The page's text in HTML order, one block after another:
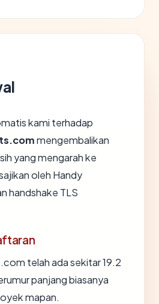
kami terhadap
mengembalikan
yang mengarah ke
oleh Handy
handshake TLS
telah ada sekitar 19.2
panjang biasanya
mapan.